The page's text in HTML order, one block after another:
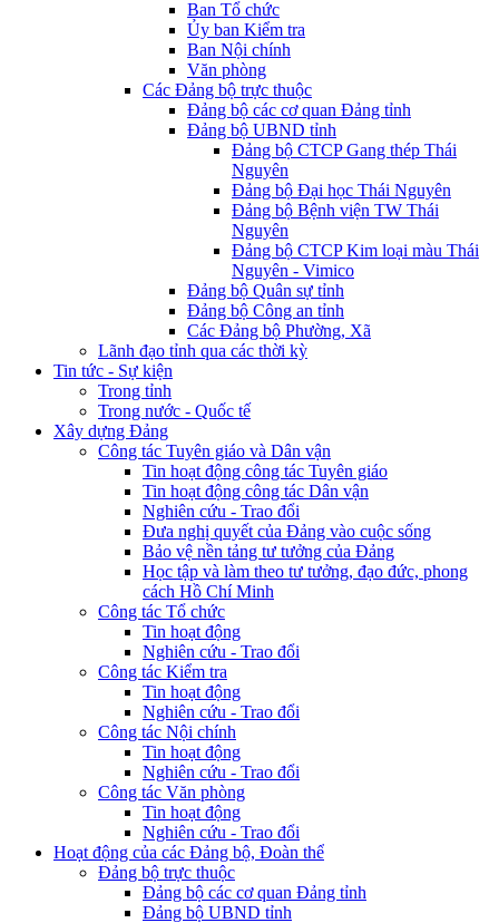
Ban Tổ chức
Ủy ban Kiểm tra
Ban Nội chính
Văn phòng
Các Đảng bộ trực thuộc
Đảng bộ các cơ quan Đảng tỉnh
Đảng bộ UBND tỉnh
Đảng bộ CTCP Gang thép Thái
Nguyên
Đảng bộ Đại học Thái Nguyên
Đảng bộ Bệnh viện TW Thái
Nguyên
Đảng bộ CTCP Kim loại màu Thái
Nguyên - Vimico
Đảng bộ Quân sự tỉnh
Đảng bộ Công an tỉnh
Các Đảng bộ Phường, Xã
Lãnh đạo tỉnh qua các thời kỳ
Tin tức - Sự kiện
Trong tỉnh
Trong nước - Quốc tế
Xây dựng Đảng
Công tác Tuyên giáo và Dân vận
Tin hoạt động công tác Tuyên giáo
Tin hoạt động công tác Dân vận
Nghiên cứu - Trao đổi
Đưa nghị quyết của Đảng vào cuộc sống
Bảo vệ nền tảng tư tưởng của Đảng
Học tập và làm theo tư tưởng, đạo đức, phong
cách Hồ Chí Minh
Công tác Tổ chức
Tin hoạt động
Nghiên cứu - Trao đổi
Công tác Kiểm tra
Tin hoạt động
Nghiên cứu - Trao đổi
Công tác Nội chính
Tin hoạt động
Nghiên cứu - Trao đổi
Công tác Văn phòng
Tin hoạt động
Nghiên cứu - Trao đổi
Hoạt động của các Đảng bộ, Đoàn thể
Đảng bộ trực thuộc
Đảng bộ các cơ quan Đảng tỉnh
Đảng bộ UBND tỉnh